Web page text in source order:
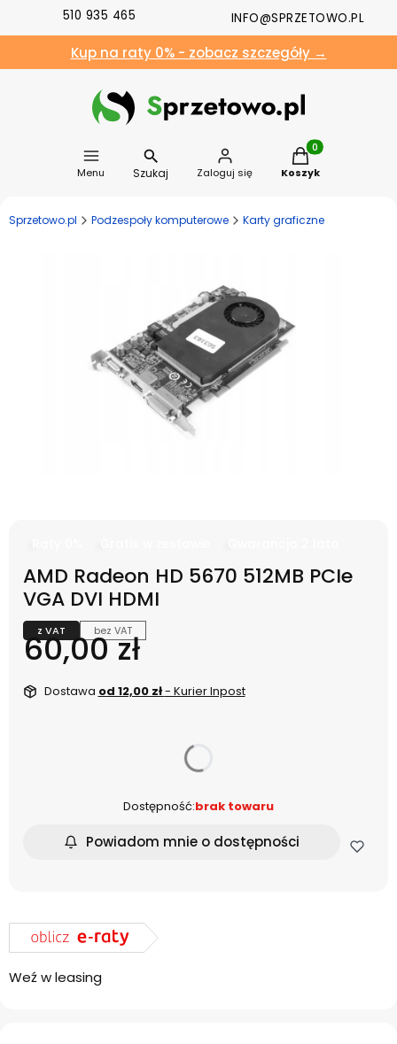
510 935 465 INFO@SPRZETOWO.PL
Kup na raty 0% - zobacz szczegóły →
Menu Szukaj Zaloguj się
Produkty w
Koszyk
Sprzetowo.pl Podzespoły komputerowe Karty graficzne
AMD Radeon HD 5670 512MB PCIe
VGA DVI HDMI
z VAT bez VAT
Cena
60,00 zł
Dostawa od 12,00 zł- Kurier Inpost
Dostępność:brak towaru
Powiadom mnie o dostępności
Weź w leasing